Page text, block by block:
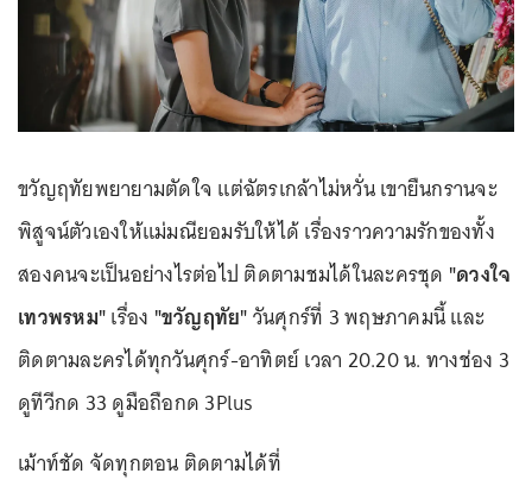
ขวัญฤทัยพยายามตัดใจ แต่ฉัตรเกล้าไม่หวั่น เขายืนกรานจะ
พิสูจน์ตัวเองให้แม่มณียอมรับให้ได้ เรื่องราวความรักของทั้ง
สองคนจะเป็นอย่างไรต่อไป ติดตามชมได้ในละครชุด "ดวงใจ
เทวพรหม"เรื่อง "ขวัญฤทัย"วันศุกร์ที่ 3 พฤษภาคมนี้ และ
ติดตามละครได้ทุกวันศุกร์-อาทิตย์ เวลา 20.20 น. ทางช่อง 3
ดูทีวีกด 33 ดูมือถือกด 3Plus
เม้าท์ชัด จัดทุกตอน ติดตามได้ที่